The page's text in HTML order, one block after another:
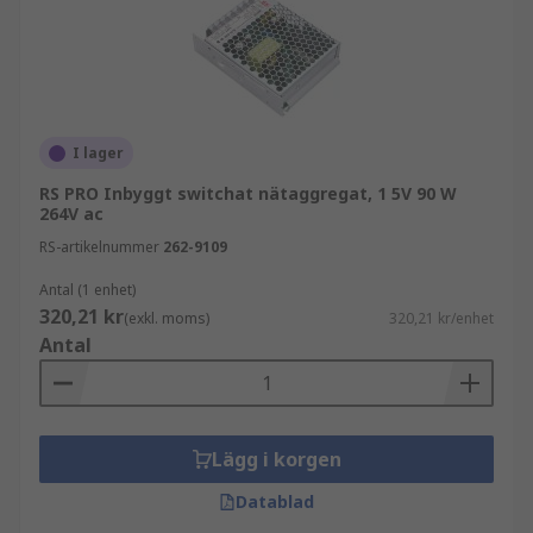
I lager
RS PRO Inbyggt switchat nätaggregat, 1 5V 90 W
264V ac
RS-artikelnummer 262-9109
Antal (1 enhet)
320,21 kr(exkl. moms) 320,21 kr/enhet
Antal
Lägg i korgen
Datablad